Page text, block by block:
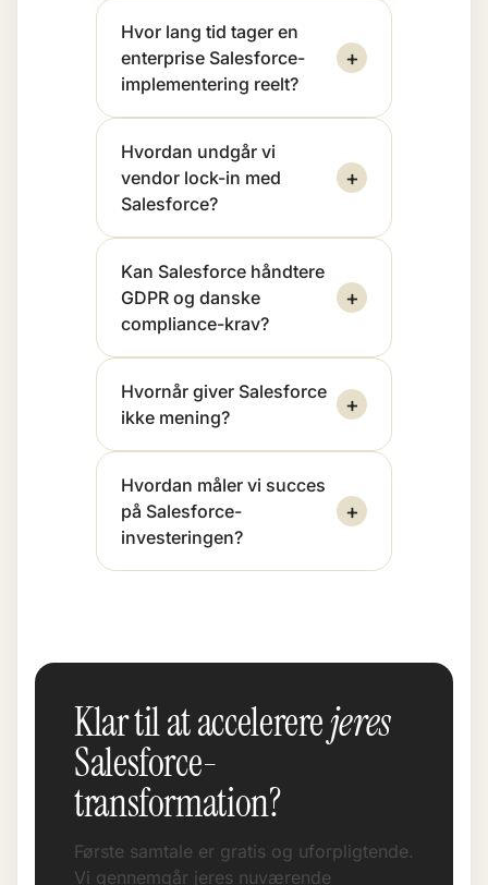
Hvor lang tid tager en
enterprise Salesforce-
implementering reelt?
+
Hvordan undgår vi
vendor lock-in med
Salesforce?
+
Kan Salesforce håndtere
GDPR og danske
compliance-krav?
+
Hvornår giver Salesforce
ikke mening?
+
Hvordan måler vi succes
på Salesforce-
investeringen?
+
Klar til at accelererejeres
Salesforce-
transformation?
Første samtale er gratis og uforpligtende.
Vi gennemgår jeres nuværende